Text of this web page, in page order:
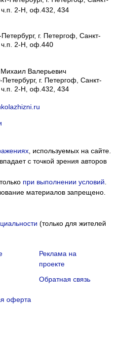
ч.п. 2-Н, оф.432, 434
г. Петергоф, Санкт-
ч.п. 2-Н, оф.440
Валерьевич
Петербург, г. Петергоф, Санкт-
ч.п. 2-Н, оф.432, 434
, используемых на сайте.
с точкой зрения авторов
при выполнении условий.
материалов запрещено.
(только для жителей
оферта
Реклама на
проекте
Обратная связь